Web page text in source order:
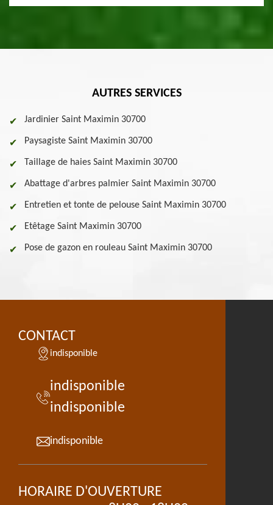
AUTRES SERVICES
Jardinier Saint Maximin 30700
Paysagiste Saint Maximin 30700
Taillage de haies Saint Maximin 30700
Abattage d'arbres palmier Saint Maximin 30700
Entretien et tonte de pelouse Saint Maximin 30700
Etêtage Saint Maximin 30700
Pose de gazon en rouleau Saint Maximin 30700
CONTACT
indisponible
indisponible
indisponible
indisponible
HORAIRE D'OUVERTURE